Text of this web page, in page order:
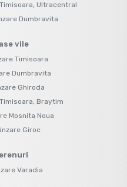
Ultracentral
Dumbravita
vile
Timisoara
Dumbravita
Ghiroda
Braytim
Mosnita Noua
Giroc
Varadia